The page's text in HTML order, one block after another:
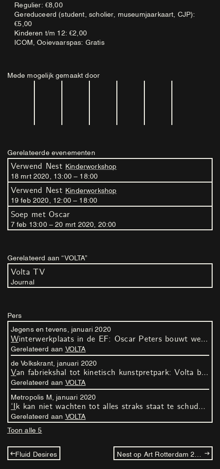
Regulier: €8,00
Gereduceerd (student, scholier, museumjaarkaart, CJP):
€5,00
Kinderen t/m 12: €2,00
ICOM, Ooievaarspas: Gratis
Mede mogelijk gemaakt door
Gerelateerde evenementen
Verwend Nest Kinderworkshop
18 mrt 2020 13 : 00– 18 :00
Verwend Nest Kinderworkshop
19 feb 2020 12 : 00– 18 :00
Soep met Oscar
7 feb 13 :00–20 mrt 2020 20:00
Gerelateerd aan “VOLTA”
Volta TV
Journal
Pers
Jegens en tevens, januari 2020
Winterwerkplaats in de EF: Oscar Peters bouwt weer een kunst8baan en nu met looping!
Gerelateerd aan VOLTA
de Volkskrant, januari 2020
Van fabriekshal tot kinetisch kunstpretpark: Volta balanceert tussen kunst en volksvermaak
Gerelateerd aan VOLTA
Metropolis M, januari 2020
‘Ik kan niet wachten tot alles straks staat te schudden’
Gerelateerd aan VOLTA
Toon alle 5
Fluid Desires